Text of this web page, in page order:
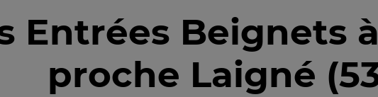
Entrées Beignets
proche Laigné